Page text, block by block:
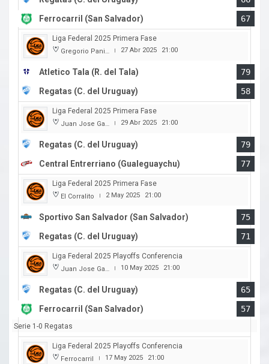
Ferrocarril (San Salvador)
67
Liga Federal 2025 Primera Fase
Gregorio Panizza | 27 Abr 2025 21:00
Atletico Tala (R. del Tala)
79
Regatas (C. del Uruguay)
58
Liga Federal 2025 Primera Fase
Juan Jose Garro | 29 Abr 2025 21:00
Regatas (C. del Uruguay)
79
Central Entrerriano (Gualeguaychu)
77
Liga Federal 2025 Primera Fase
El Corralito | 2 May 2025 21:00
Sportivo San Salvador (San Salvador)
75
Regatas (C. del Uruguay)
71
Liga Federal 2025 Playoffs Conferencia
Juan Jose Garro | 10 May 2025 21:00
Regatas (C. del Uruguay)
65
Ferrocarril (San Salvador)
57
Serie 1-0 Regatas
Liga Federal 2025 Playoffs Conferencia
Ferrocarril | 17 May 2025 21:00